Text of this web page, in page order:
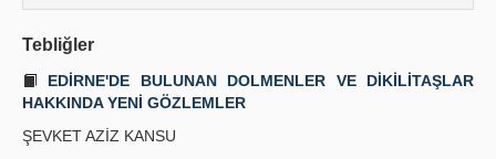
Tebliğler
EDİRNE'DE BULUNAN DOLMENLER VE DİKİLİTAŞLAR
HAKKINDA YENİ GÖZLEMLER
ŞEVKET AZİZ KANSU